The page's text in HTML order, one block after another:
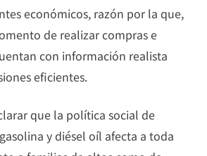
económicos, razón por la que,
de realizar compras e
con información realista
eficientes.
que la política social de
y diésel oíl afecta a toda